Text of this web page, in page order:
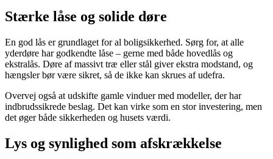
Stærke låse og solide døre
En god lås er grundlaget for al boligsikkerhed. Sørg for, at alle
yderdøre har godkendte låse – gerne med både hovedlås og
ekstralås. Døre af massivt træ eller stål giver ekstra modstand, og
hængsler bør være sikret, så de ikke kan skrues af udefra.
Overvej også at udskifte gamle vinduer med modeller, der har
indbrudssikrede beslag. Det kan virke som en stor investering, men
det øger både sikkerheden og husets værdi.
Lys og synlighed som afskrækkelse